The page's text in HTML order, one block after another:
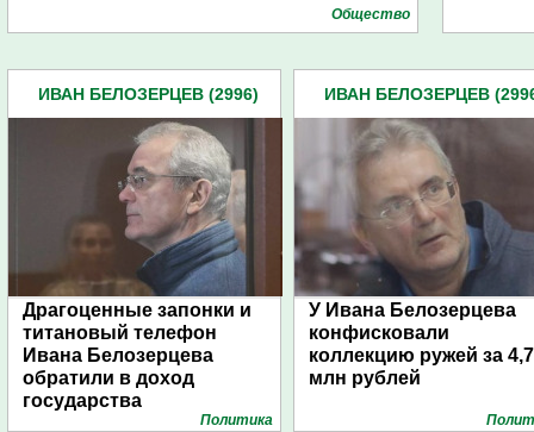
Общество
ИВАН БЕЛОЗЕРЦЕВ (2996)
Драгоценные запонки и
титановый телефон
Ивана Белозерцева
обратили в доход
государства
Политика
ИВАН БЕЛОЗЕРЦЕВ
У Ивана Белозерцева
конфисковали
коллекцию ружей за 4,7
млн рублей